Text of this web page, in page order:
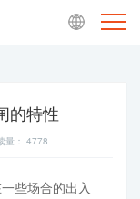
的特性
： 4778
些场合的出入